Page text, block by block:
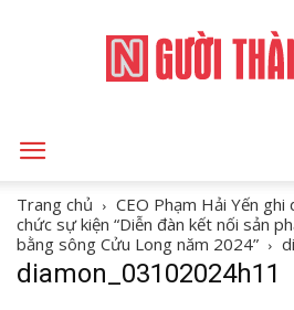
Trang chủ
CEO Phạm Hải Yến
chức sự kiện “Diễn đàn kết nối sản
bằng sông Cửu Long năm 2024”
diamon_03102024h11